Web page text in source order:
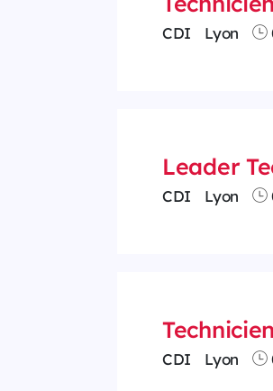
CDI Lyon
Leader
CDI Lyon
CDI Lyon